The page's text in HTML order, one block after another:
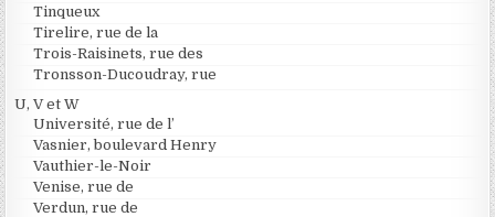
Tinqueux
Tirelire, rue de la
Trois-Raisinets, rue des
Tronsson-Ducoudray, rue
U, V et W
Université, rue de l’
Vasnier, boulevard Henry
Vauthier-le-Noir
Venise, rue de
Verdun, rue de